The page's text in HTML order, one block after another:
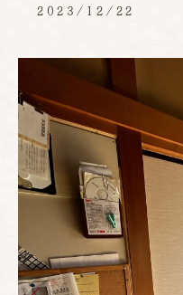
2023/12/22